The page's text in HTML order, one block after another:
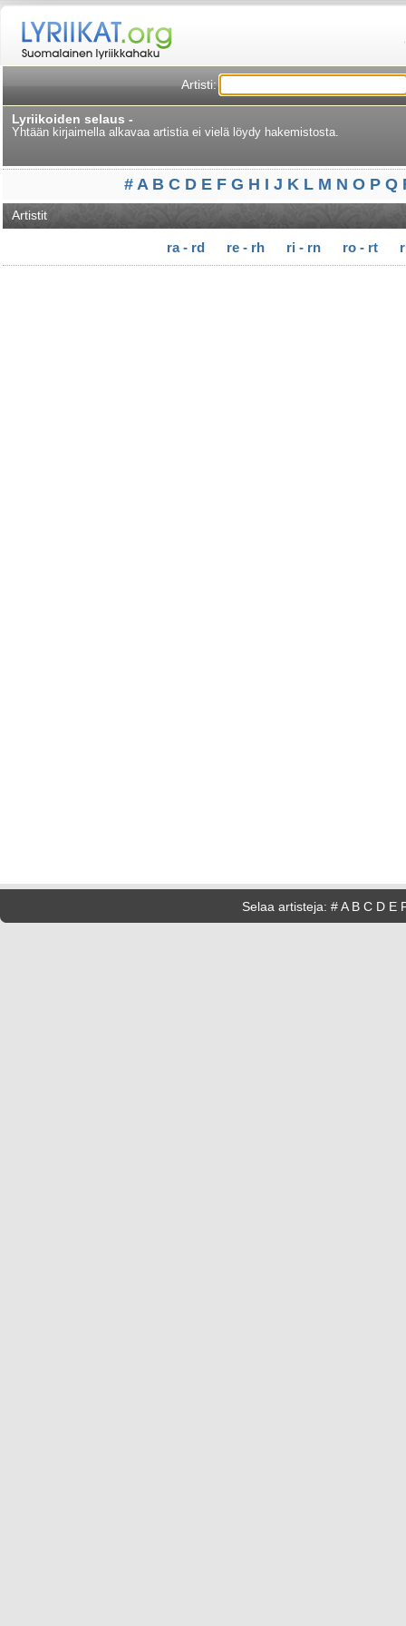
Artisti:
Lyriikoiden selaus -
Yhtään kirjaimella alkavaa artistia ei vielä löydy hakemistosta.
# A B C D E F G H I J K L M N O P Q
Artistit
ra - rd re - rh ri - rn ro - rt
Selaa artisteja: # A B C D E